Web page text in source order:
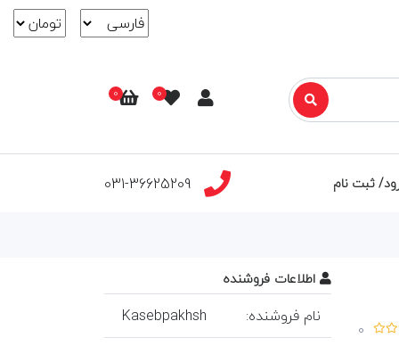
0
0
ثبت نام 031-36625209
0
اطلاعات فروشنده
نام فروشنده:
Kasebpakhsh